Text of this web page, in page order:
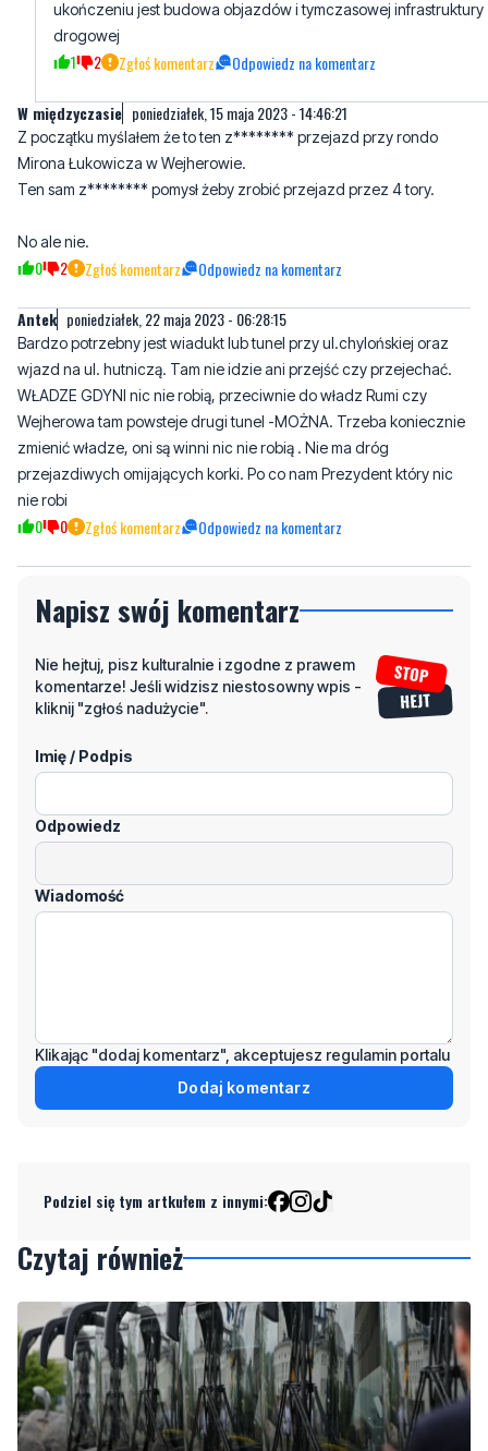
W międzyczasie
Z początku myślałem że to ten z******** przejazd przy rondo
Ten sam z******** pomysł żeby zrobić przejazd przez 4 tory.
No ale nie.
0 2 Zgłoś komentarz Odpowiedz na komentarz
Antek poniedziałek, 22 maja 2023 - 06:28:15
Bardzo potrzebny jest wiadukt lub tunel przy ul.chylońskiej oraz
WŁADZE GDYNI nic nie robią, przeciwnie do władz Rumi czy
Wejherowa tam powsteje drugi tunel -MOŻNA. Trzeba koniecznie
zmienić władze, oni są winni nic nie robią . Nie ma dróg
przejazdiwych omijających korki. Po co nam Prezydent który nic
nie robi
0 0 Zgłoś komentarz Odpowiedz na komentarz
Napisz swój komentarz
komentarze! Jeśli widzisz niestosowny wpis -
kliknij "zgłoś nadużycie".
Imię / Podpis
Odpowiedz
Wiadomość
Dziewięć nowych trolejbusów wyjechało na ulice